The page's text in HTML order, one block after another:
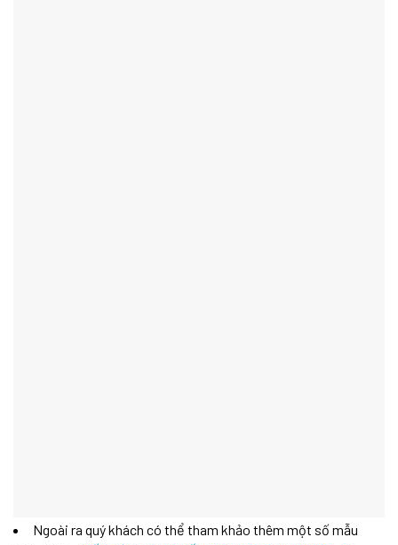
Ngoài ra quý khách có thể tham khảo thêm một số mẫu